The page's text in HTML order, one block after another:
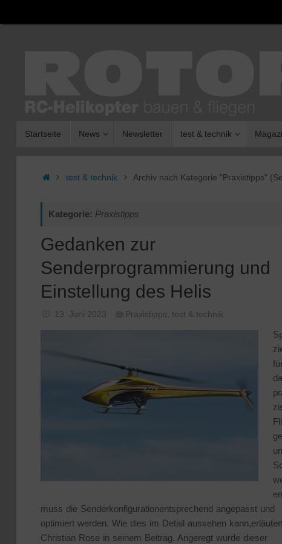
Inhalt
Startseite News Newsletter test & technik
Starttest & technik Archiv nach Kategorie "Praxistipps"
Kategorie: Praxistipps
Gedanken zur
Senderprogrammierung und
Einstellung des Helis
13. Juni 2023 Praxistipps test & technik
en
muss die Senderkonfigurationentsprechend angepasst und
optimiert werden. Wie dies im Detail aussehen
Christian Rose in seinem Beitrag. Angeregt wurde dieser